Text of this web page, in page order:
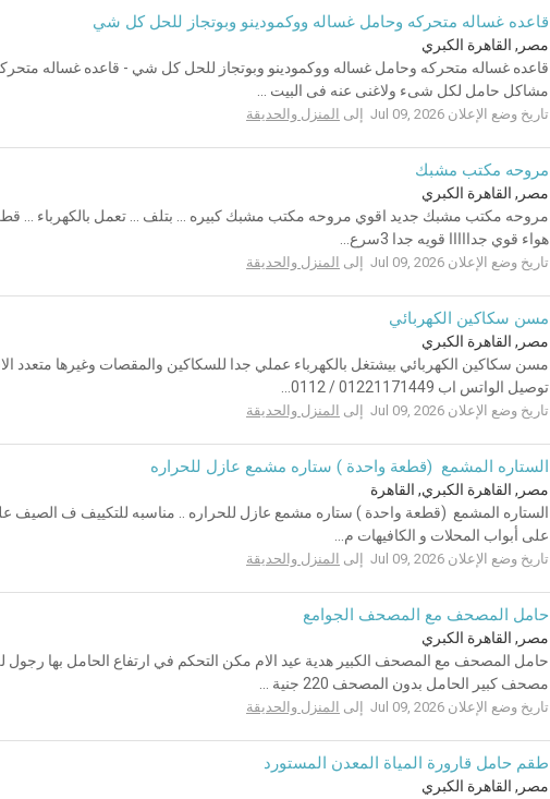
قاعده غساله متحركه وحامل غساله ووكمودينو وبوتجاز للحل كل شي
مصر, القاهرة الكبري
قاعده غساله متحركه وحامل غساله ووكمودينو وبوتجاز للحل كل شي - قاعده غساله
مشاكل حامل لكل شىء ولاغنى عنه فى البيت ...
تاريخ وضع الإعلان Jul 09, 2026 إلى المنزل والحديقة
مروحه مكتب مشبك
مصر, القاهرة الكبري
هواء قوي جدااااا قويه جدا 3سرع...
تاريخ وضع الإعلان Jul 09, 2026 إلى المنزل والحديقة
مسن سكاكين الكهربائي
مصر, القاهرة الكبري
مسن سكاكين الكهربائي بيشتغل بالكهرباء عملي جدا للسكاكين والمقصات وغيرها متعدد
توصيل الواتس اب 01221171449 / 0112...
تاريخ وضع الإعلان Jul 09, 2026 إلى المنزل والحديقة
الستاره المشمع ️ (قطعة واحدة ) ستاره مشمع عازل للحراره
مصر, القاهرة الكبري, القاهرة
الستاره المشمع ️ (قطعة واحدة ) ستاره مشمع عازل للحراره .. مناسبه للتكييف ف الصيف
على أبواب المحلات و الكافيهات م...
تاريخ وضع الإعلان Jul 09, 2026 إلى المنزل والحديقة
حامل المصحف مع المصحف الجوامع
مصر, القاهرة الكبري
حامل المصحف مع المصحف الكبير هدية عيد الام مكن التحكم في ارتفاع الحامل بها رجول
مصحف كبير الحامل بدون المصحف 220 جنية ...
تاريخ وضع الإعلان Jul 09, 2026 إلى المنزل والحديقة
طقم حامل قارورة المياة المعدن المستورد
مصر, القاهرة الكبري